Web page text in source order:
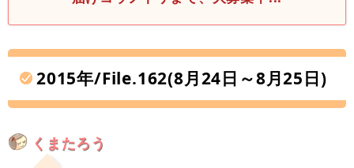
2015年/File.162(8月24日～8月25日)
くまたろう